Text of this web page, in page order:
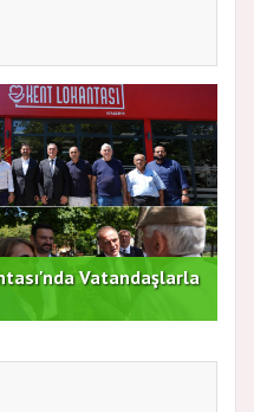
Vatandaşlarla